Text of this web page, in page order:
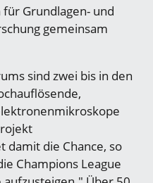
Grundlagen- und
gemeinsam
sind zwei bis in den
damit die Chance, so
Champions League